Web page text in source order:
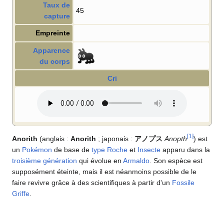
Taux de
capture
45
Empreinte
Apparence
du corps
Cri
Anorith (anglais : Anorith ; japonais : アノプス Anopth [1 ]) est
un Pokémon de base de type Roche et Insecte apparu dans la
troisième génération qui évolue en Armaldo . Son espèce est
supposément éteinte, mais il est néanmoins possible de le
faire revivre grâce à des scientifiques à partir d'un Fossile
Griffe